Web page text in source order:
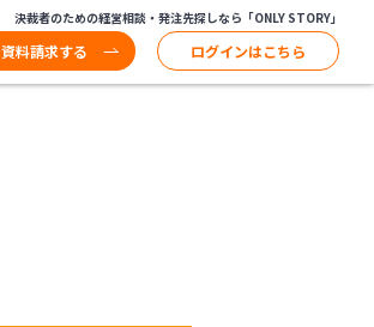
決裁者のための経営相談・発注先探しなら「ONLY STORY」
資料請求する ログインはこちら